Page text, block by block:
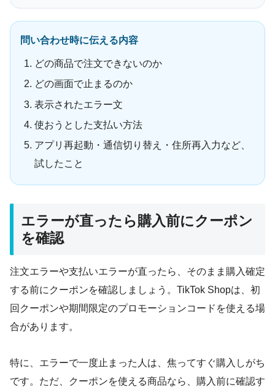
問い合わせ時に伝える内容
どの商品で注文できないのか
どの画面で止まるのか
表示されたエラー文
使おうとした支払い方法
アプリ再起動・通信切り替え・住所再入力など、
試したこと
エラーが直ったら購入前にクーポン
を確認
注文エラーや支払いエラーが直ったら、そのまま購入確定
する前にクーポンを確認しましょう。TikTok Shopは、初
回クーポンや期間限定のプロモーションコードを使える場
合があります。
特に、エラーで一度止まった人は、焦ってすぐ購入しがち
です。ただ、クーポンを使える商品なら、購入前に確認す